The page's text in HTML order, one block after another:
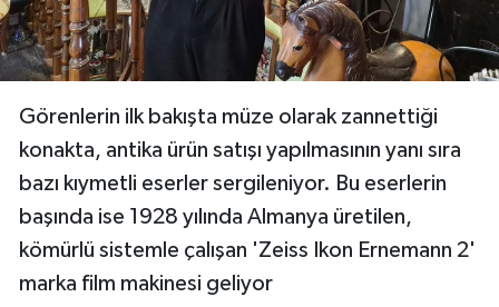
Görenlerin ilk bakışta müze olarak zannettiği
konakta, antika ürün satışı yapılmasının yanı sıra
bazı kıymetli eserler sergileniyor. Bu eserlerin
başında ise 1928 yılında Almanya üretilen,
kömürlü sistemle çalışan 'Zeiss Ikon Ernemann 2'
marka film makinesi geliyor